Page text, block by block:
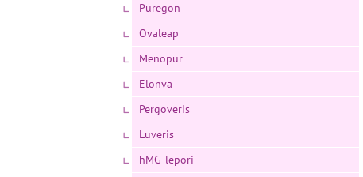
Puregon
Ovaleap
Menopur
Elonva
Pergoveris
Luveris
hMG-lepori